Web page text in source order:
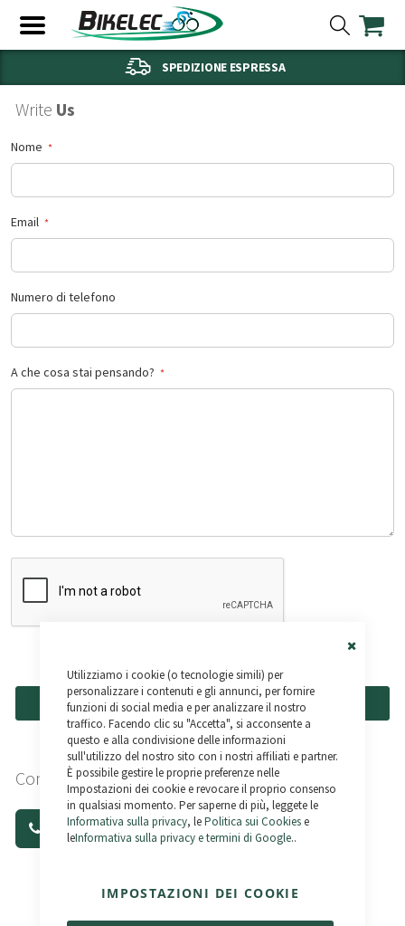
Bar
Utilizziamo i cookie (o tecnologie simili) per
personalizzare i contenuti e gli annunci, per fornire
funzioni di social media e per analizzare il nostro
traffico. Facendo clic su "Accetta", si acconsente a
questo e alla condivisione delle informazioni
sull'utilizzo del nostro sito con i nostri affiliati e partner.
È possibile gestire le proprie preferenze nelle
Impostazioni dei cookie e revocare il proprio consenso
in qualsiasi momento. Per saperne di più, leggete le
Informativa sulla privacy, lePolitica sui Cookiese
leInformativa sulla privacy e termini di Google..
IMPOSTAZIONI DEI COOKIE
SPEDIZIONE ESPRESSA
Write Us
Nome
Email
Numero di telefono
A che cosa stai pensando?
Invia
ContactDettagli
(+34) 987 790 779
(+34) 675 587 703
info@bikelec.es